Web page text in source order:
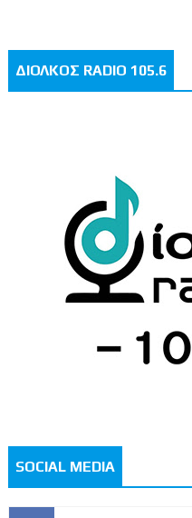
ΔΙΟΛΚΟΣ RADIO 105.6
SOCIAL MEDIA